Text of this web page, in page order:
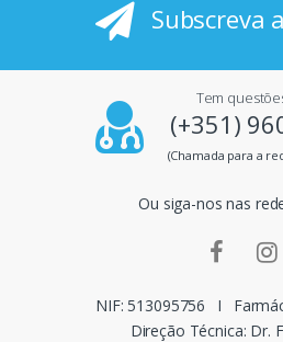
c
Subscreva
Tem
(+351)
(Chamada para a
Ou siga-nos nas
NIF: 513095756 I
Direção Técnica: Dr.